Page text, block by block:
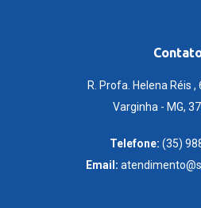
R. Profa. Helena Réis
Varginha - MG,
Telefone: (35)
Email: